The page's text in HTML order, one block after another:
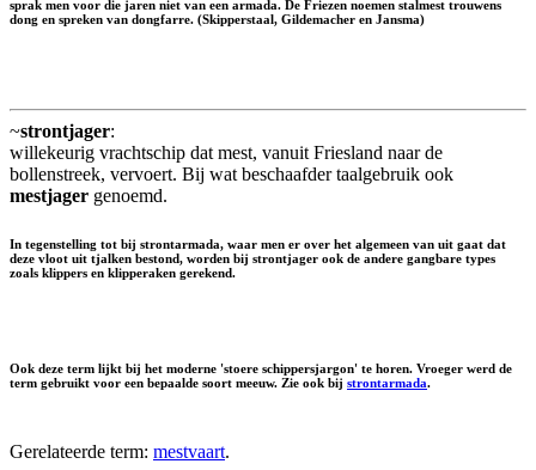
sprak men voor die jaren niet van een armada. De Friezen noemen stalmest trouwens
dong en spreken van dongfarre. (Skipperstaal, Gildemacher en Jansma)
~strontjager:
willekeurig vrachtschip dat mest, vanuit Friesland naar de
bollenstreek, vervoert. Bij wat beschaafder taalgebruik ook
mestjager genoemd.
In tegenstelling tot bij strontarmada, waar men er over het algemeen van uit gaat dat
deze vloot uit tjalken bestond, worden bij strontjager ook de andere gangbare types
zoals klippers en klipperaken gerekend.
Ook deze term lijkt bij het moderne 'stoere schippersjargon' te horen. Vroeger werd de
term gebruikt voor een bepaalde soort meeuw. Zie ook bij strontarmada.
Gerelateerde term: mestvaart.